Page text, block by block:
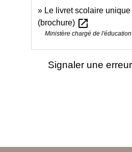
Le livret scolaire
(brochure) open_in_new
Ministère chargé de l'éducation
Signaler une